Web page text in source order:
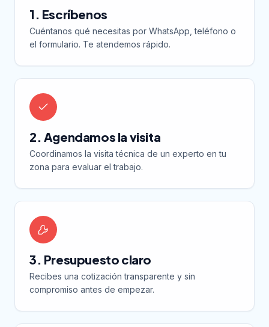
1. Escríbenos
Cuéntanos qué necesitas por WhatsApp, teléfono o
el formulario. Te atendemos rápido.
2. Agendamos la visita
Coordinamos la visita técnica de un experto en tu
zona para evaluar el trabajo.
3. Presupuesto claro
Recibes una cotización transparente y sin
compromiso antes de empezar.